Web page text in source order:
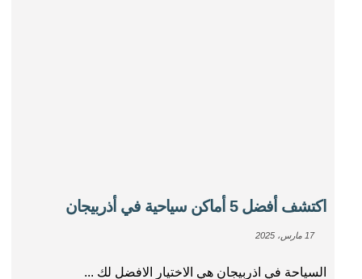
اكتشف أفضل 5 أماكن سياحية في أذربيجان
17 مارس، 2025
السياحة في اذربيجان هي الاختيار الافضل لك ...